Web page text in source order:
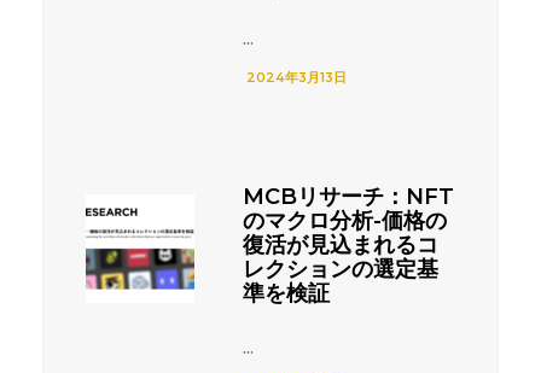
...
2024年3月13日
MCBリサーチ：NFT
のマクロ分析-価格の
復活が見込まれるコ
レクションの選定基
準を検証
...